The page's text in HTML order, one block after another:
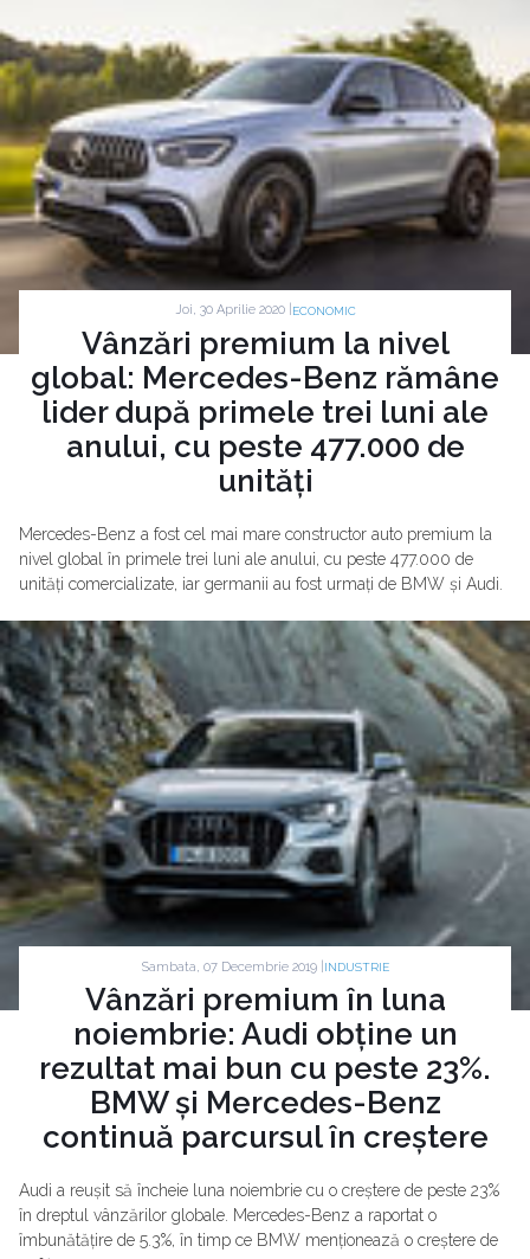
Joi, 30 Aprilie 2020 | ECONOMIC
Vânzări premium la nivel
global: Mercedes-Benz rămâne
lider după primele trei luni ale
anului, cu peste 477.000 de
unități
Mercedes-Benz a fost cel mai mare constructor auto premium la
nivel global în primele trei luni ale anului, cu peste 477.000 de
unități comercializate, iar germanii au fost urmați de BMW și Audi.
Sambata, 07 Decembrie 2019 | INDUSTRIE
Vânzări premium în luna
noiembrie: Audi obține un
rezultat mai bun cu peste 23%.
BMW și Mercedes-Benz
continuă parcursul în creștere
Audi a reușit să încheie luna noiembrie cu o creștere de peste 23%
în dreptul vânzărilor globale. Mercedes-Benz a raportat o
îmbunătățire de 5.3%, în timp ce BMW menționează o creștere de